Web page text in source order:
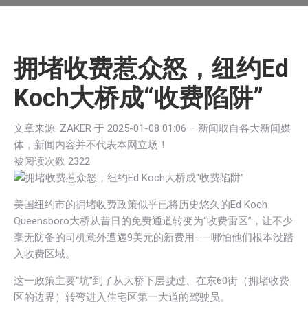
拥堵收费惹众怒，纽约Ed
Koch大桥成“收费陷阱”
文章来源: ZAKER 于 2025-01-08 01:06 – 新闻取自各大新闻媒
体，新闻内容并不代表本网立场！
被阅读次数 2322
美国纽约市的拥堵收费政策似乎已将历史悠久的Ed Koch
Queensboro大桥从昔日的免费通道转变为“收费雷区”，让不少
毫无防备的司机意外遭遇9美元的新费用——哪怕他们根本没踏
入收费区域。
这一政策主要“坑”到了从大桥下层驶过、在东60街（拥堵收费
区的边界）转弯进入住宅区第一大道的驾驶员。